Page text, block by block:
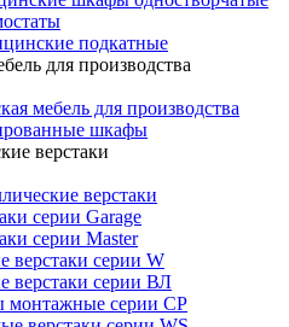
подкатные
для производства
мебель для производства
шкафы
верстаки
верстаки
серии Garage
серии Master
верстаки серии W
верстаки серии ВЛ
монтажные серии СР